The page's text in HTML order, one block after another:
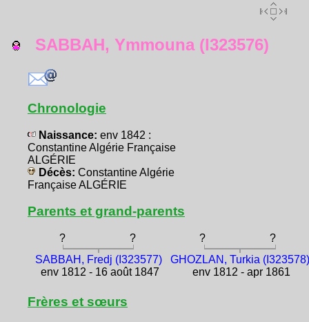
SABBAH, Ymmouna (I323576)
Chronologie
Naissance: env 1842 :
Constantine Algérie Française
ALGÉRIE
Décès: Constantine Algérie
Française ALGÉRIE
Parents et grand-parents
? ? ?
?
SABBAH, Fredj (I323577)
env 1812 - 16 août 1847
GHOZLAN, Turkia (I323578)
env 1812 - apr 1861
Frères et sœurs